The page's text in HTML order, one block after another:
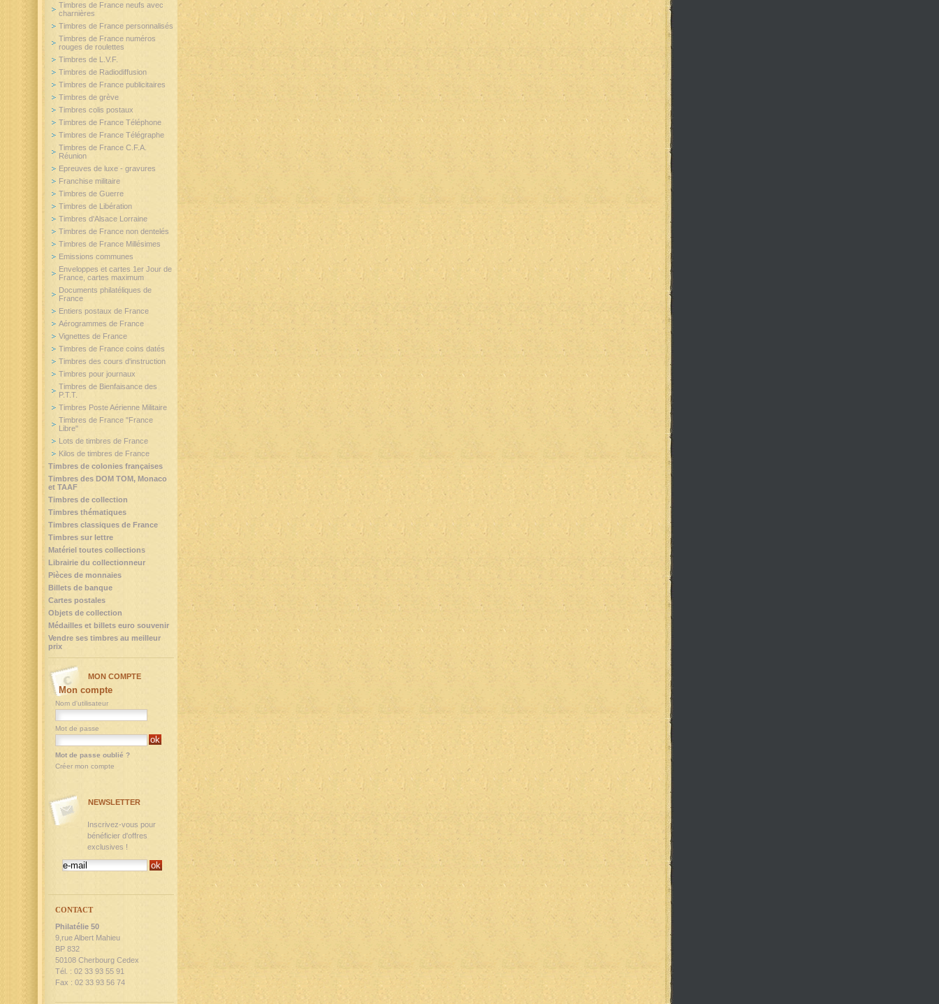
Timbres de France neufs avec
charnières
Timbres de France personnalisés
Timbres de France numéros
rouges de roulettes
Timbres de L.V.F.
Timbres de Radiodiffusion
Timbres de France publicitaires
Timbres de grève
Timbres colis postaux
Timbres de France Téléphone
Timbres de France Télégraphe
Timbres de France C.F.A.
Réunion
Epreuves de luxe - gravures
Franchise militaire
Timbres de Guerre
Timbres de Libération
Timbres d'Alsace Lorraine
Timbres de France non dentelés
Timbres de France Millésimes
Emissions communes
Enveloppes et cartes 1er Jour de
France, cartes maximum
Documents philatéliques de
France
Entiers postaux de France
Aérogrammes de France
Vignettes de France
Timbres de France coins datés
Timbres des cours d'instruction
Timbres pour journaux
Timbres de Bienfaisance des
P.T.T.
Timbres Poste Aérienne Militaire
Timbres de France "France
Libre"
Lots de timbres de France
Kilos de timbres de France
Timbres de colonies françaises
Timbres des DOM TOM, Monaco
et TAAF
Timbres de collection
Timbres thématiques
Timbres classiques de France
Timbres sur lettre
Matériel toutes collections
Librairie du collectionneur
Pièces de monnaies
Billets de banque
Cartes postales
Objets de collection
Médailles et billets euro souvenir
Vendre ses timbres au meilleur
prix
MON COMPTE
Mon compte
Nom d'utilisateur
Mot de passe
Mot de passe oublié ?
Créer mon compte
NEWSLETTER
Inscrivez-vous pour
bénéficier d'offres
exclusives !
CONTACT
Philatélie 50
9,rue Albert Mahieu
BP 832
50108 Cherbourg Cedex
Tél. : 02 33 93 55 91
Fax : 02 33 93 56 74